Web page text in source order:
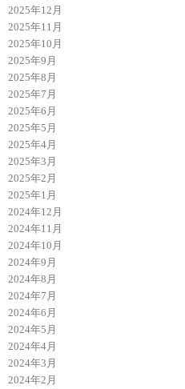
2025年12月
2025年11月
2025年10月
2025年9月
2025年8月
2025年7月
2025年6月
2025年5月
2025年4月
2025年3月
2025年2月
2025年1月
2024年12月
2024年11月
2024年10月
2024年9月
2024年8月
2024年7月
2024年6月
2024年5月
2024年4月
2024年3月
2024年2月